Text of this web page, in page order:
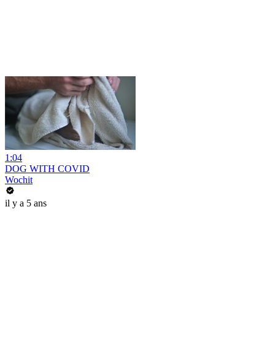
1:04
DOG WITH COVID
Wochit
il y a 5 ans